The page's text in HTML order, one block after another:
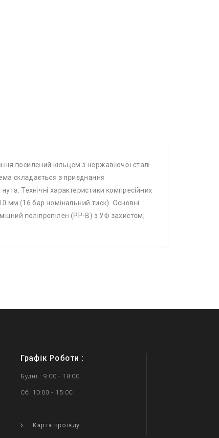
посилений кільцем з нержавіючої сталі
складається з приєднання
Технічні характеристики компресійних
мм (16 бар номінальний тиск). Основні
поліпропілен (PP-B) з УФ захистом;
Графік Роботи :
Будні : 9:00 - 18:00
Сб: 10:00 - 15:00
Карта проїзду